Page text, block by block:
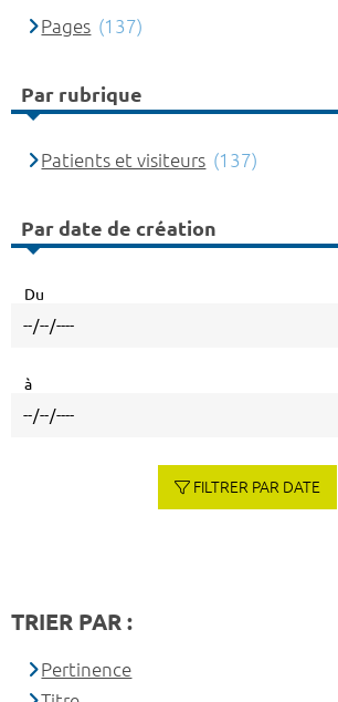
Pages (137)
Par rubrique
Patients et visiteurs (137)
Par date de création
Du
à
FILTRER PAR DATE
TRIER PAR :
Pertinence